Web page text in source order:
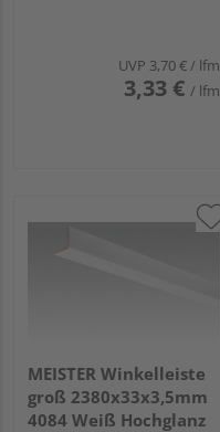
UVP 3,70 €/ lfm
3,33 € / lfm
MEISTER Winkelleiste
groß 2380x33x3,5mm
4084 Weiß Hochglanz